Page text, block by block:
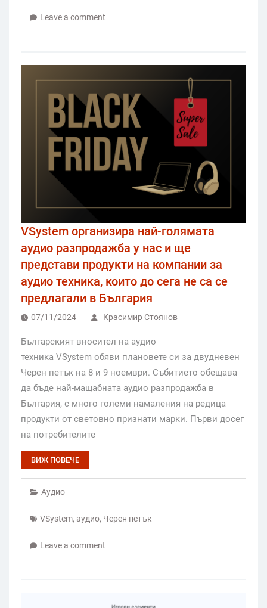
Leave a comment
VSystem организира най-голямата
аудио разпродажба у нас и ще
представи продукти на компании за
аудио техника, които до сега не са се
предлагали в България
07/11/2024 Красимир Стоянов
Българският вносител на аудио
техника VSystem обяви плановете си за двудневен
Черен петък на 8 и 9 ноември. Събитието обещава
да бъде най-мащабната аудио разпродажба в
България, с много големи намаления на редица
продукти от световно признати марки. Първи досег
на потребителите
ВИЖ ПОВЕЧЕ
Аудио
VSystem, аудио, Черен петък
Leave a comment